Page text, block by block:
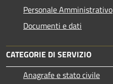
Personale Amministrativo
Documenti e dati
CATEGORIE DI SERVIZIO
Anagrafe e stato civile